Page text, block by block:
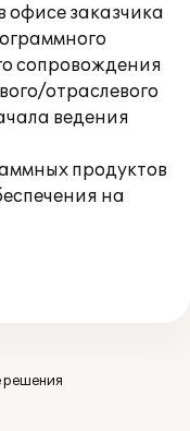
офисе заказчика
сопровождения
отраслевого
ведения
продуктов
на
решения